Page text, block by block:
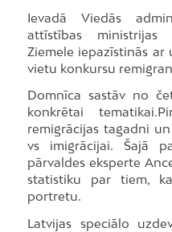
Ievadā Viedās
attīstības ministrijas
Ziemele iepazīstinās
vietu konkursu
Domnīca sastāv no
konkrētai
remigrācijas tagadni
vs imigrācijai. Šajā
pārvaldes eksperte
statistiku par tiem,
portretu.
Latvijas speciālo